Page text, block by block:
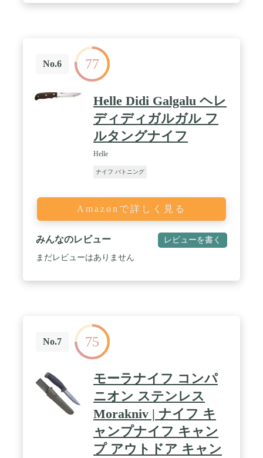
「着火」まで】 厚みのあるブレードで、バトニング
（ナイフで薪を割る技術）やチョッピング（ナイフ
を木に叩きつけて切り込みを入れる技術）に威力を
発揮するほか、グリップエンド側から叩き込めば、
太い枝や丸太の切断なども可能です。スカンジナビ
アングラインドに形成された刃は木を削るのに適し
ており、ガーバーグ本体の重量を利用しながら軽い
力でフェザースティックなどを作る事が出来ます。
また、ブレードのスパイン(背)とグリップエンドに
イヤースターターのストライクが可能で着火するこ
とが出来ます。「バトニング（燃料調達）→フェザ
ちろん調理しようも可能ですが、ブレードが厚いモ
デルのため固めの食材（野菜）などは割ってしまう
事があります。肉などは非常によく切れます。 /
【寒い土地の北欧ならではのハンドルデザイン】 フ
ルタングナイフの多くは、ブレードを木材などで挟
んでいるモデルのタイプが多く見られますが、カー
バーグはブレードをポリマーとラバーで覆ったデザ
握り方でも握りやすく滑りにくい形状となっていま
す。 / 【シンプルで使いやすいシース】 モーラナイ
フで使われているシース(ケース)のほとんどは、ナ
イフを収納した際にシースとナイフブレードが干渉
ガーバーグのシースは左右が対象となっている為、
右利き・左利きのどちらにも対応しています。また
取り外しの可能なベルトループも付属しています。
/ 【環境に配慮したリサイクル材】 今日ではヴァー
ジン・スチールのみを使用し製造をしている鉄鋼メ
ーカーはごく稀で、世界中にあるステンレス製品の
大半がリサイクル合金を使用しています。リサイク
ル素材を用いることで二酸化炭素排出量を削減した
No.6 77
Helle Didi Galgalu ヘレ
ディディガルガル フ
ルタングナイフ
Helle
ナイフ バトニング
Amazonで詳しく見る
みんなのレビュー レビューを書く
まだレビューはありません
No.7 75
モーラナイフ コンパ
ニオン ステンレス
Morakniv | ナイフ キ
ャンプナイフ キャン
プ アウトドア キャン